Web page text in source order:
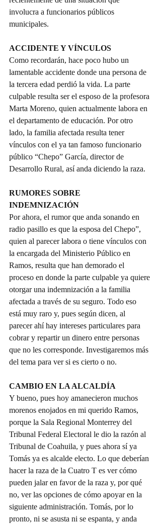
involucra a funcionarios públicos
municipales.
ACCIDENTE Y VÍNCULOS
Como recordarán, hace poco hubo un
lamentable accidente donde una persona de
la tercera edad perdió la vida. La parte
culpable resulta ser el esposo de la profesora
Marta Moreno, quien actualmente labora en
el departamento de educación. Por otro
lado, la familia afectada resulta tener
vínculos con el ya tan famoso funcionario
público “Chepo” García, director de
Desarrollo Rural, así anda diciendo la raza.
RUMORES SOBRE
INDEMNIZACIÓN
Por ahora, el rumor que anda sonando en
radio pasillo es que la esposa del Chepo”,
quien al parecer labora o tiene vínculos con
la encargada del Ministerio Público en
Ramos, resulta que han demorado el
proceso en donde la parte culpable ya quiere
otorgar una indemnización a la familia
afectada a través de su seguro. Todo eso
está muy raro y, pues según dicen, al
parecer ahí hay intereses particulares para
cobrar y repartir un dinero entre personas
que no les corresponde. Investigaremos más
del tema para ver si es cierto o no.
CAMBIO EN LA ALCALDÍA
Y bueno, pues hoy amanecieron muchos
morenos enojados en mi querido Ramos,
porque la Sala Regional Monterrey del
Tribunal Federal Electoral le dio la razón al
Tribunal de Coahuila, y pues ahora sí ya
Tomás ya es alcalde electo. Lo que deberían
hacer la raza de la Cuatro T es ver cómo
pueden jalar en favor de la raza y, por qué
no, ver las opciones de cómo apoyar en la
siguiente administración. Tomás, por lo
pronto, ni se asusta ni se espanta, y anda